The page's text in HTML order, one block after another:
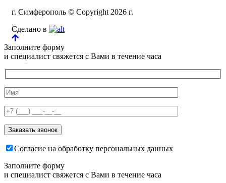
г. Симферополь © Copyright 2026 г.
Сделано в
Заполните форму
и специалист свяжется с Вами в течение часа
Согласие на обработку персональных данных
Заполните форму
и специалист свяжется с Вами в течение часа